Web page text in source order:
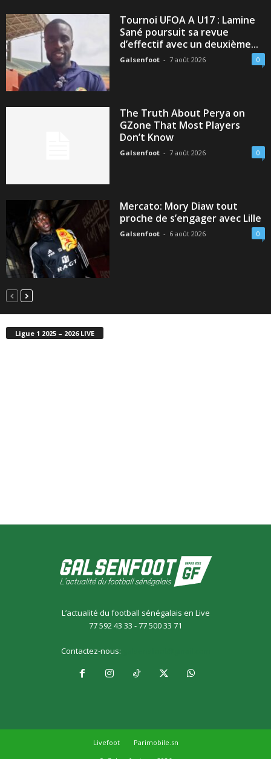
Tournoi UFOA A U17 : Lamine
Sané poursuit sa revue
d’effectif avec un deuxième...
Galsenfoot - 7 août 2026 0
The Truth About Perya on
GZone That Most Players
Don’t Know
Galsenfoot - 7 août 2026 0
Mercato: Mory Diaw tout
proche de s’engager avec Lille
Galsenfoot - 6 août 2026 0
Ligue 1 2025 – 2026 LIVE
L’actualité du football sénégalais en Live
77 592 43 33 - 77 500 33 71
Contactez-nous:
Livefoot
Parimobile.sn